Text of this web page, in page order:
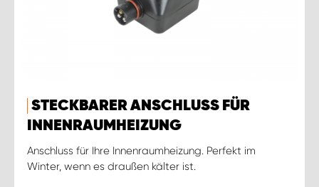
STECKBARER ANSCHLUSS FÜR
INNENRAUMHEIZUNG
Anschluss für Ihre Innenraumheizung. Perfekt im
Winter, wenn es draußen kälter ist.